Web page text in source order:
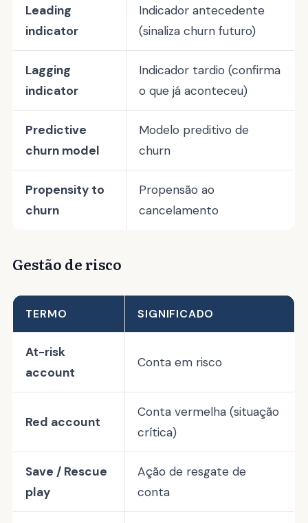
Leading
indicator
Indicador antecedente
(sinaliza churn futuro)
Lagging
indicator
Indicador tardio (confirma
o que já aconteceu)
Predictive
churn model
Modelo preditivo de
churn
Propensity to
churn
Propensão ao
cancelamento
Gestão de risco
TERMO SIGNIFICADO
At-risk
account
Conta em risco
Red account
Conta vermelha (situação
crítica)
Save / Rescue
play
Ação de resgate de
conta